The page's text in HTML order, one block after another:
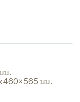
ม.
มม.